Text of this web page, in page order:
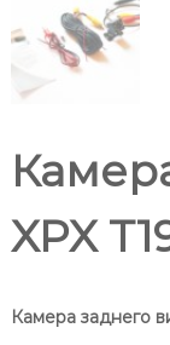
XPX
Камера заднего